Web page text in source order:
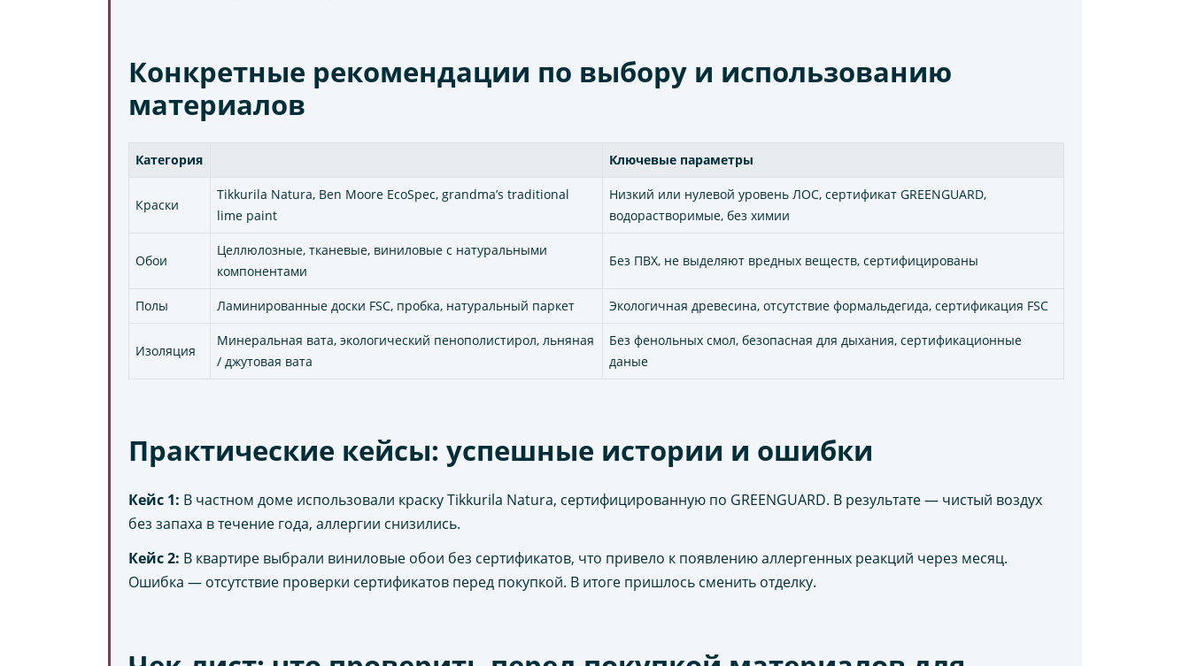
Конкретные рекомендации по выбору и использованию
материалов
Категория Ключевые параметры
Краски
Tikkurila Natura, Ben Moore EcoSpec, grandma’s traditional
lime paint
Низкий или нулевой уровень ЛОС, сертификат GREENGUARD,
водорастворимые, без химии
Обои
Целлюлозные, тканевые, виниловые с натуральными
компонентами
Без ПВХ, не выделяют вредных веществ, сертифицированы
Полы Ламинированные доски FSC, пробка, натуральный паркет Экологичная древесина, отсутствие формальдегида, сертификация FSC
Изоляция
Минеральная вата, экологический пенополистирол, льняная
/ джутовая вата
Без фенольных смол, безопасная для дыхания, сертификационные
даные
Практические кейсы: успешные истории и ошибки
Кейс 1: В частном доме использовали краску Tikkurila Natura, сертифицированную по GREENGUARD. В результате — чистый воздух
без запаха в течение года, аллергии снизились.
Кейс 2: В квартире выбрали виниловые обои без сертификатов, что привело к появлению аллергенных реакций через месяц.
Ошибка — отсутствие проверки сертификатов перед покупкой. В итоге пришлось сменить отделку.